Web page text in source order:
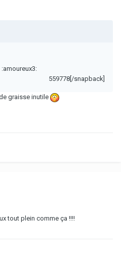
559778[/snapback]
graisse inutile
tout plein comme ça !!!!